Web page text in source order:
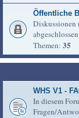
Öffentliche
Diskussionen
Themen: 35
WHS V1 -
In diesem
Fragen/